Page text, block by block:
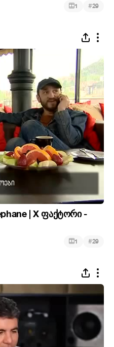
1 #29
| X ფაქტორი -
1 #29